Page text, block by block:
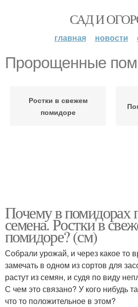
САД И
главная новости
Пророщенные
Ростки в свежем
помидоре
Почему в помидорах
семена. Ростки в
помидоре? (см)
Собрали урожай, и через какое то
замечать в одном из сортов для
растут из семян, и судя по виду
С чем это связано? У кого нибудь
что то положительное в этом?